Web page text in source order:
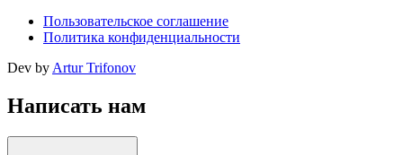
Пользовательское соглашение
Политика конфиденциальности
Dev by Artur Trifonov
Написать нам